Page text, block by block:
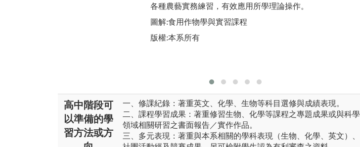
各種農藝實務練習，有效應用所學理論操作。
圖解:食用作物學與實習課程
版權:本系所有
高中階段可
以準備的學
習方法或方
一、修課紀錄：著重英文、化學、生物等科目選修與成績表現。
二、課程學習成果：著重修習生物、化學等課程之專題成果或與科學
領域相關研習之書面報告／實作作品。
三、多元表現：著重與本系相關的學科表現（生物、化學、英文）、